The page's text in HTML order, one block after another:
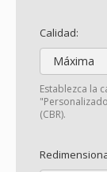
Calidad:
Máxima
Establezca la
(CBR).